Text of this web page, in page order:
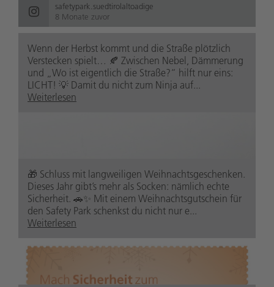
safetypark.suedtirolaltoadige
8 Monate zuvor
Wenn der Herbst kommt und die Straße plötzlich
Verstecken spielt… 🍂 Zwischen Nebel, Dämmerung
und „Wo ist eigentlich die Straße?“ hilft nur eins:
LICHT! 💡 Damit du nicht zum Ninja auf...
Weiterlesen
🎁 Schluss mit langweiligen Weihnachtsgeschenken.
Dieses Jahr gibt’s mehr als Socken: nämlich echte
Sicherheit. 🚗✨ Mit einem Weihnachtsgutschein für
den Safety Park schenkst du nicht nur e...
Weiterlesen